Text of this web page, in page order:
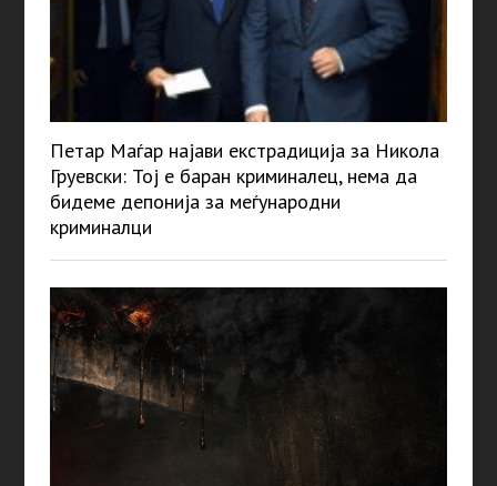
Петар Маѓар најави екстрадиција за Никола
Груевски: Тој е баран криминалец, нема да
бидеме депонија за меѓународни
криминалци